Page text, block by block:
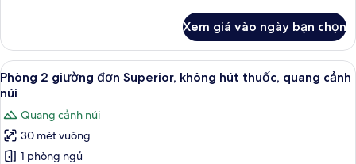
quang
cảnh
núi
Phòng
giường
đơn
chuẩn,
không
hút
thuốc,
Xem giá vào ngày bạn chọn
Xem
tất
ảnh
Phòng
2
6
Phòng 2 giường đơn Superior, không hút thuốc, quang cảnh
núi
Quang cảnh núi
30 mét vuông
1 phòng ngủ